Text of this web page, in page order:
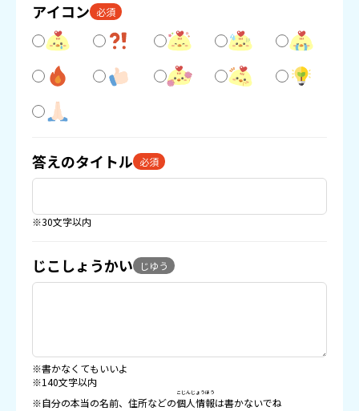
アイコン 必須
答えのタイトル 必須
※30文字以内
じこしょうかい じゆう
※書かなくてもいいよ
※140文字以内
※自分の本当の名前、住所などの個人情報
こじんじょうほう
は書かないでね